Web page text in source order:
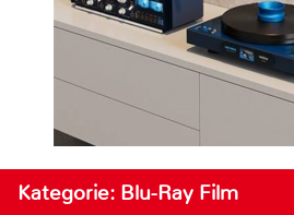
Kategorie: Blu-Ray Film